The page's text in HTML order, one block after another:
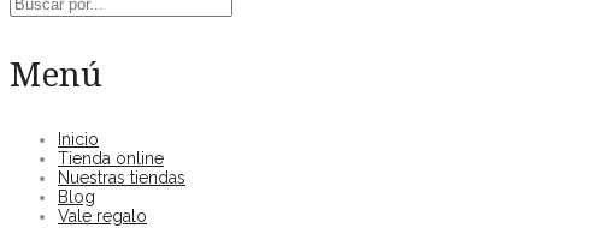
Menú
Inicio
Tienda online
Nuestras tiendas
Blog
Vale regalo